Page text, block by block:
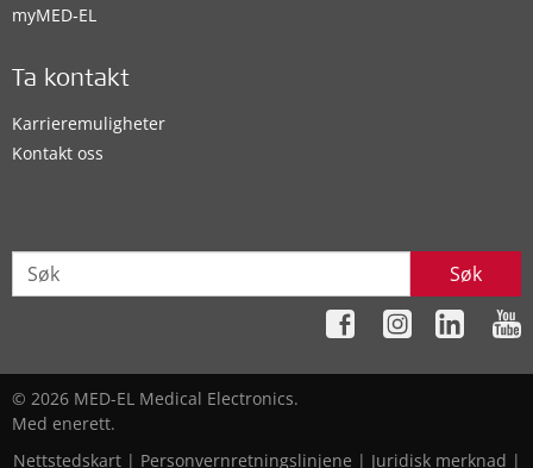
myMED‑EL
Ta kontakt
Karrieremuligheter
Kontakt oss
Søk
© 2026 MED-EL Medical Electronics.
Med enerett.
Nettstedskart | Personvernretningslinjene | Juridisk merknad |